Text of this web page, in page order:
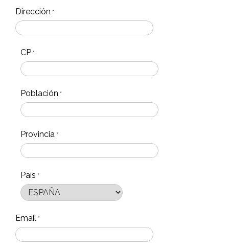
Dirección *
CP *
Población *
Provincia *
País *
Email *